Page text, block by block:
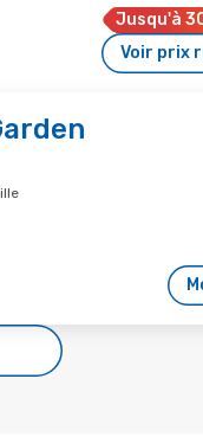
Jusqu'à
Voir prix